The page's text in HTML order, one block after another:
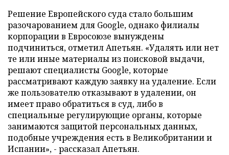
Решение Европейского суда стало большим
разочарованием для Google, однако филиалы
корпорации в Евросоюзе вынуждены
подчиниться, отметил Апетьян. «Удалять или нет
те или иные материалы из поисковой выдачи,
решают специалисты Google, которые
рассматривают каждую заявку на удаление. Если
же пользователю отказывают в удалении, он
имеет право обратиться в суд, либо в
специальные регулирующие органы, которые
занимаются защитой персональных данных,
подобные учреждения есть в Великобритании и
Испании», - рассказал Апетьян.